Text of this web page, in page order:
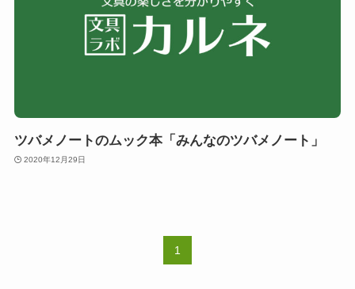
ツバメノートのムック本「みんなのツバメノート」
2020年12月29日
1